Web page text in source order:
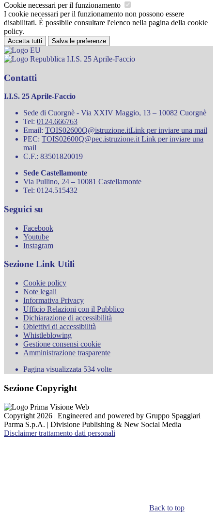
Cookie necessari per il funzionamento
I cookie necessari per il funzionamento non possono essere
disabilitati. È possibile consultare l'elenco nella pagina della cookie
policy.
Accetta tutti Salva le preferenze
I.I.S. 25 Aprile-Faccio
Contatti
I.I.S. 25 Aprile-Faccio
Sede di Cuorgnè - Via XXIV Maggio, 13 – 10082 Cuorgnè
Tel: 0124.666763
Email: TOIS02600Q@istruzione.itLink per inviare una mail
PEC: TOIS02600Q@pec.istruzione.it Link per inviare una
mail
C.F.: 83501820019
Sede Castellamonte
Via Pullino, 24 – 10081 Castellamonte
Tel: 0124.515432
Seguici su
Facebook
Youtube
Instagram
Sezione Link Utili
Cookie policy
Note legali
Informativa Privacy
Ufficio Relazioni con il Pubblico
Dichiarazione di accessibilità
Obiettivi di accessibilità
Whistleblowing
Gestione consensi cookie
Amministrazione trasparente
Pagina visualizzata 534 volte
Sezione Copyright
Copyright 2026 | Engineered and powered by Gruppo Spaggiari
Parma S.p.A. | Divisione Publishing & New Social Media
Disclaimer trattamento dati personali
Back to top